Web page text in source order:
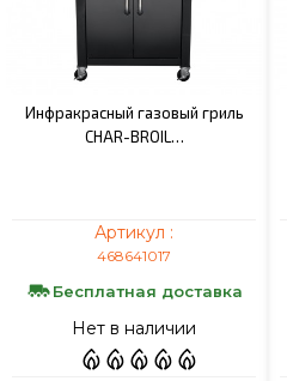
Инфракрасный газовый гриль
CHAR-BROIL…
Артикул :
468641017
Бесплатная доставка
Нет в наличии